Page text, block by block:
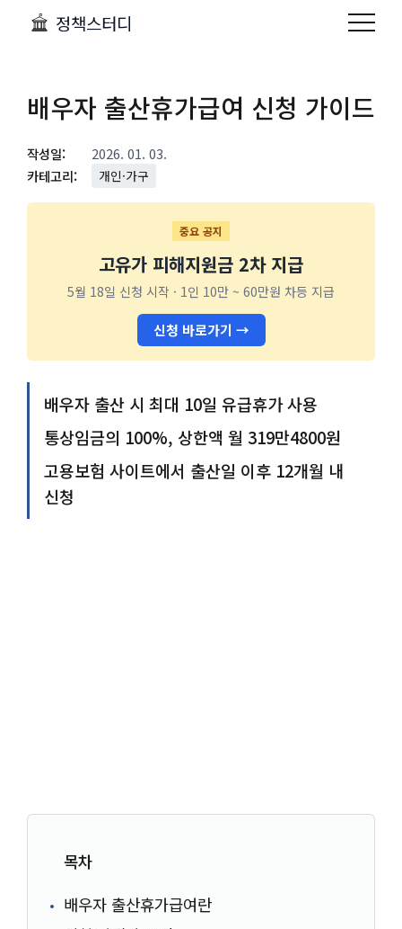
정책스터디
배우자 출산휴가급여 신청 가이드
작성일:
2026. 01. 03.
카테고리:
개인·가구
중요 공지
고유가 피해지원금 2차 지급
5월 18일 신청 시작 · 1인 10만 ~ 60만원 차등 지급
신청 바로가기 →
배우자 출산 시 최대 10일 유급휴가 사용
통상임금의 100%, 상한액 월 319만4800원
고용보험 사이트에서 출산일 이후 12개월 내
신청
목차
배우자 출산휴가급여란